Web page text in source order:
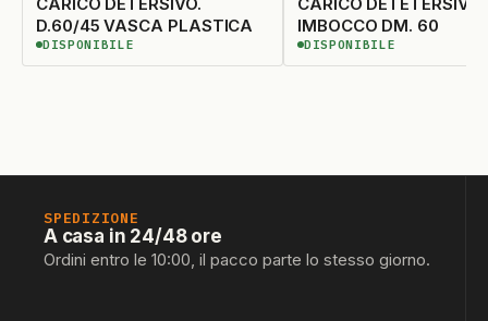
D.60/45 VASCA PLASTICA
DISPONIBILE
DISPONIBILE
IMBOCCO DM. 60
DISPONIBILE
DISPONIBILE
SPEDIZIONE
A casa in 24/48 ore
Ordini entro le 10:00, il pacco parte lo stesso giorno.